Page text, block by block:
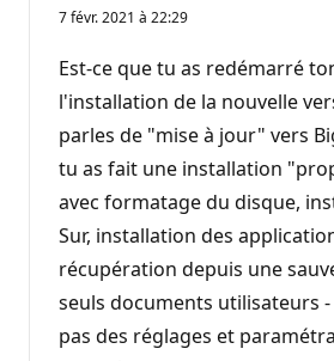
7 févr. 2021 à 22:29
Est-ce que tu as redémarré
l'installation de la nouvelle
parles de "mise à jour" vers
tu as fait une installation
avec formatage du disque,
Sur, installation des
récupération depuis une
seuls documents utilisateurs
pas des réglages et